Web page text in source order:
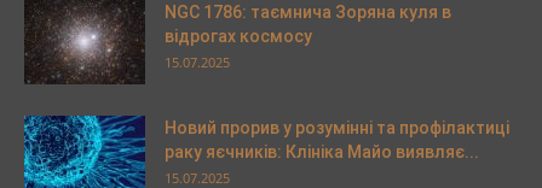
NGC 1786: таємнича Зоряна куля в
відрогах космосу
15.07.2025
Новий прорив у розумінні та профілактиці
раку яєчників: Клініка Майо виявляє...
15.07.2025